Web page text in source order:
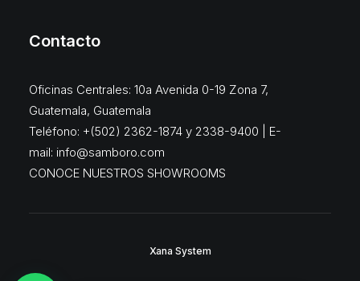
Contacto
Oficinas Centrales: 10a Avenida 0-19 Zona 7,
Guatemala, Guatemala
Teléfono: +(502) 2362-1874 y 2338-9400 | E-
mail: info@samboro.com
CONOCE NUESTROS SHOWROOMS
Xana System